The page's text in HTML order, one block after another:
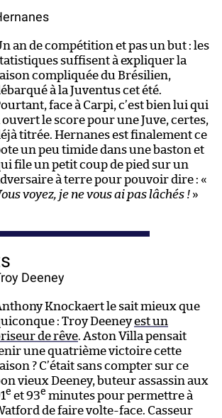
an de compétition et pas un but : les
suffisent à expliquer la
compliquée du Brésilien,
à la Juventus cet été.
face à Carpi, c’est bien lui qui
ouvert le score pour une Juve, certes,
titrée. Hernanes est finalement ce
un peu timide dans une baston et
file un petit coup de pied sur un
à terre pour pouvoir dire : «
voyez, je ne vous ai pas lâchés ! »
Deeney
Knockaert le sait mieux que
: Troy Deeneyest un
de rêve. Aston Villa pensait
une quatrième victoire cette
? C’était sans compter sur ce
vieux Deeney, buteur assassin aux
e et 93e minutes pour permettre à
de faire volte-face. Casseur